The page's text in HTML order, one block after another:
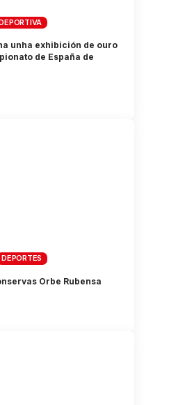
unha exhibición de ouro
de España de
DEPORTES
Orbe Rubensa